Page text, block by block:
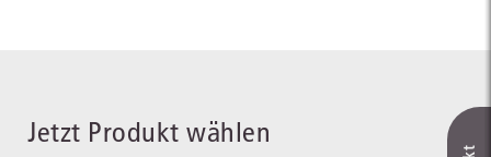
Jetzt Produkt wählen